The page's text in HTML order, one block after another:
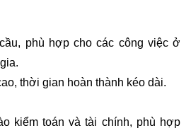
phù hợp cho các công việc ở
thời gian hoàn thành kéo dài.
kiểm toán và tài chính, phù hợp